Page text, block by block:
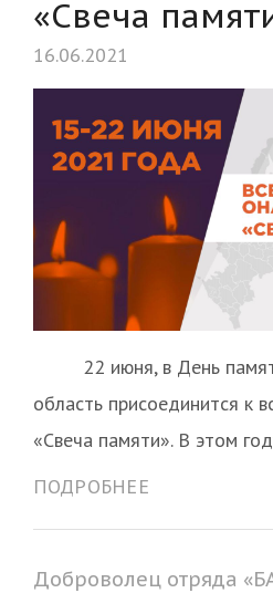
«Свеча
16.06.2021
22 июня, в День памяти
область присоединится к
«Свеча памяти». В этом
ПОДРОБНЕЕ
Доброволец отряда